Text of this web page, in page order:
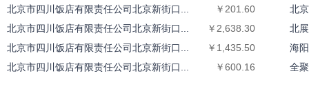
北京市四川饭店有限责任公司北京新街口...
￥201.60
北京市四川饭店有限责任公司北京新街口...
￥2,638.30
北京市四川饭店有限责任公司北京新街口...
￥1,435.50
北京市四川饭店有限责任公司北京新街口...
￥600.16
北
北
海
全